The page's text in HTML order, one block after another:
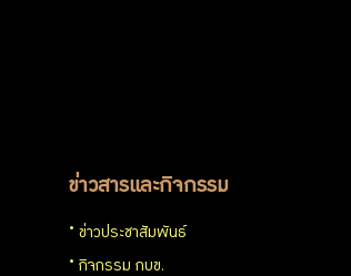
ข่าวสารและกิจกรรม
ข่าวประชาสัมพันธ์
กิจกรรม กบข.